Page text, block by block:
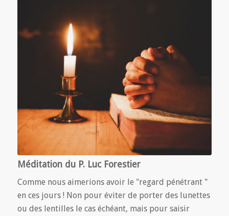
Méditation du P. Luc Forestier
Comme nous aimerions avoir le "regard pénétrant "
en ces jours ! Non pour éviter de porter des lunettes
ou des lentilles le cas échéant, mais pour saisir